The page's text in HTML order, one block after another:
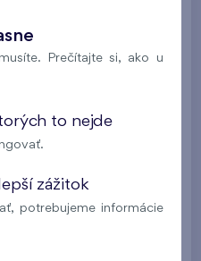
domu
Prečítajte si, ako u
to nejde
zážitok
potrebujeme informácie